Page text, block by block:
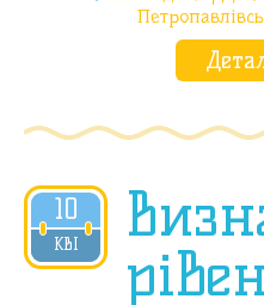
10
КВІ
2020